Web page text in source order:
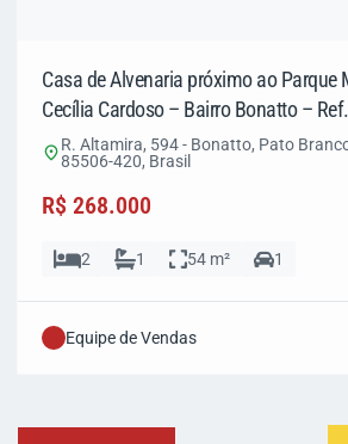
Casa de Alvenaria próximo ao Parque
Cecília Cardoso – Bairro Bonatto –
R. Altamira, 594 - Bonatto, Pato
85506-420, Brasil
R$ 268.000
2 1 54 m² 1
Equipe de Vendas